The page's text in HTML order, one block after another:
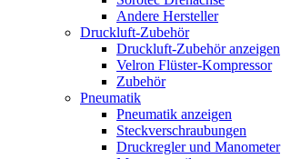
Andere Hersteller
Druckluft-Zubehör
Druckluft-Zubehör anzeigen
Velron Flüster-Kompressor
Zubehör
Pneumatik
Pneumatik anzeigen
Steckverschraubungen
Druckregler und Manometer